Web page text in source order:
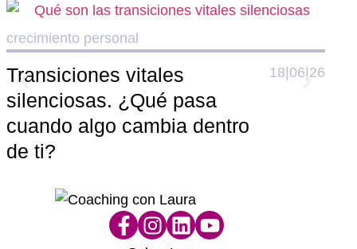
crecimiento personal
18|06|26
Transiciones vitales
silenciosas. ¿Qué pasa
cuando algo cambia dentro
de ti?